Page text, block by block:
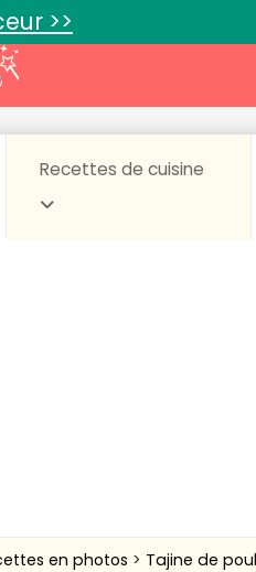
>>
Recettes de cuisine
en photos Tajine de